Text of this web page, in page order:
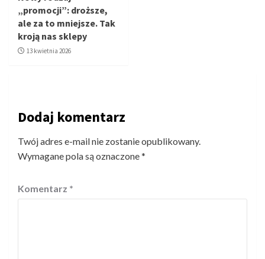
„promocji”: droższe,
ale za to mniejsze. Tak
kroją nas sklepy
13 kwietnia 2026
Dodaj komentarz
Twój adres e-mail nie zostanie opublikowany.
Wymagane pola są oznaczone*
Komentarz *